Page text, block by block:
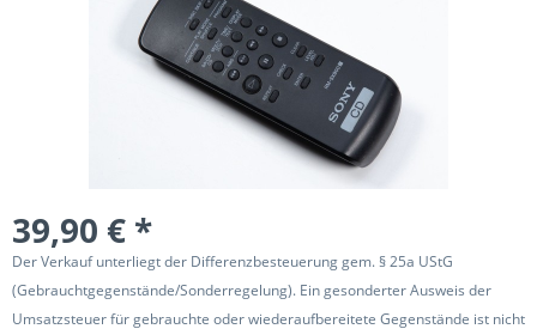
39,90 € *
Der Verkauf unterliegt der Differenzbesteuerung gem. § 25a UStG
(Gebrauchtgegenstände/Sonderregelung). Ein gesonderter Ausweis der
Umsatzsteuer für gebrauchte oder wiederaufbereitete Gegenstände ist nicht